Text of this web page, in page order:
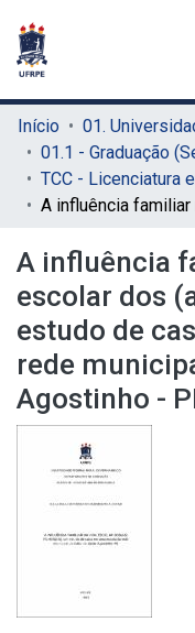
Início
01.1 - Graduação
A influência
escolar dos
estudo de
rede
Agostinho -